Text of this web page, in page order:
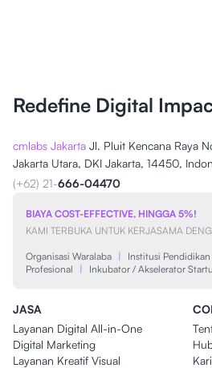
Redefine Digital
cmlabs Jakarta Jl. Pluit Kencana Raya
Jakarta Utara, DKI Jakarta, 14450,
(+62) 21-666-04470
BIAYA COST-EFFECTIVE, HINGGA 5%!
KAMI TERBUKA UNTUK KERJASAMA
Organisasi Waralaba | Institusi Pendidikan
Profesional
| Inkubator / Akselerator
JASA
Layanan Digital All-in-One
Digital Marketing
Layanan Kreatif Visual